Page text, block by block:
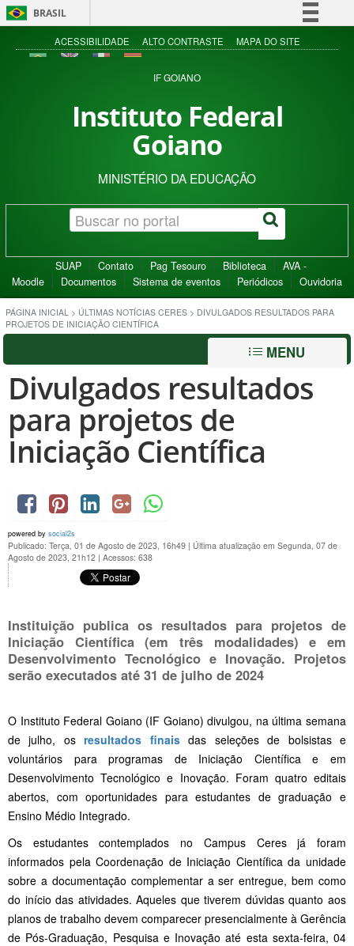
BRASIL
Simplifique!
Acesso à informação
ACESSIBILIDADE ALTO CONTRASTE MAPA DO SITE
IF GOIANO
Instituto Federal
Goiano
MINISTÉRIO DA EDUCAÇÃO
SUAP Contato Pag Tesouro Biblioteca
AVA -
Moodle
Documentos Sistema de eventos Periódicos Ouvidoria
PÁGINA INICIAL > ÚLTIMAS NOTÍCIAS CERES > DIVULGADOS RESULTADOS PARA
PROJETOS DE INICIAÇÃO CIENTÍFICA
MENU
Divulgados resultados
para projetos de
Iniciação Científica
powered by social2s
Publicado: Terça, 01 de Agosto de 2023, 16h49 | Última atualização em Segunda, 07 de
Agosto de 2023, 21h12 | Acessos: 638
Instituição publica os resultados para projetos de
Iniciação Científica (em três modalidades) e em
Desenvolvimento Tecnológico e Inovação. Projetos
serão executados até 31 de julho de 2024
O Instituto Federal Goiano (IF Goiano) divulgou, na última semana
de julho, osresultados finaisdas seleções de bolsistas e
voluntários para programas de Iniciação Científica e em
Desenvolvimento Tecnológico e Inovação. Foram quatro editais
abertos, com oportunidades para estudantes de graduação e
Ensino Médio Integrado.
Os estudantes contemplados no Campus Ceres já foram
informados pela Coordenação de Iniciação Científica da unidade
sobre a documentação complementar a ser entregue, bem como
do início das atividades. Aqueles que tiverem dúvidas quanto aos
planos de trabalho devem comparecer presencialmente à Gerência
de Pós-Graduação, Pesquisa e Inovação até esta sexta-feira, 04